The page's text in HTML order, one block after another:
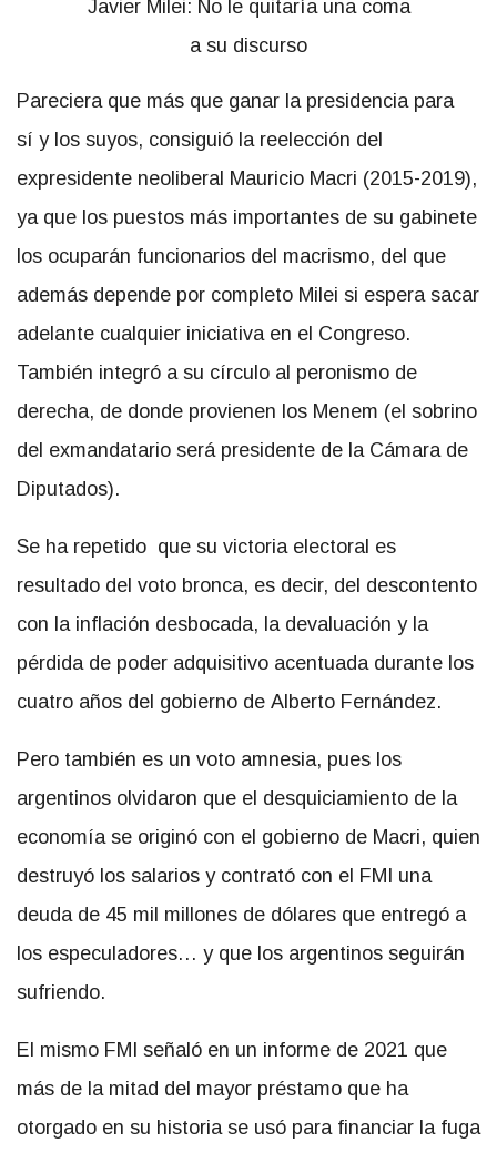
Pareciera que más que ganar la presidencia para
sí y los suyos, consiguió la reelección del
expresidente neoliberal Mauricio Macri (2015-2019),
ya que los puestos más importantes de su gabinete
los ocuparán funcionarios del macrismo, del que
además depende por completo Milei si espera sacar
adelante cualquier iniciativa en el Congreso.
También integró a su círculo al peronismo de
derecha, de donde provienen los Menem (el sobrino
del exmandatario será presidente de la Cámara de
Diputados).
Se ha repetido que su victoria electoral es
resultado del voto bronca, es decir, del descontento
con la inflación desbocada, la devaluación y la
pérdida de poder adquisitivo acentuada durante los
cuatro años del gobierno de Alberto Fernández.
Pero también es un voto amnesia, pues los
argentinos olvidaron que el desquiciamiento de la
economía se originó con el gobierno de Macri, quien
destruyó los salarios y contrató con el FMI una
deuda de 45 mil millones de dólares que entregó a
los especuladores… y que los argentinos seguirán
sufriendo.
El mismo FMI señaló en un informe de 2021 que
más de la mitad del mayor préstamo que ha
otorgado en su historia se usó para financiar la fuga